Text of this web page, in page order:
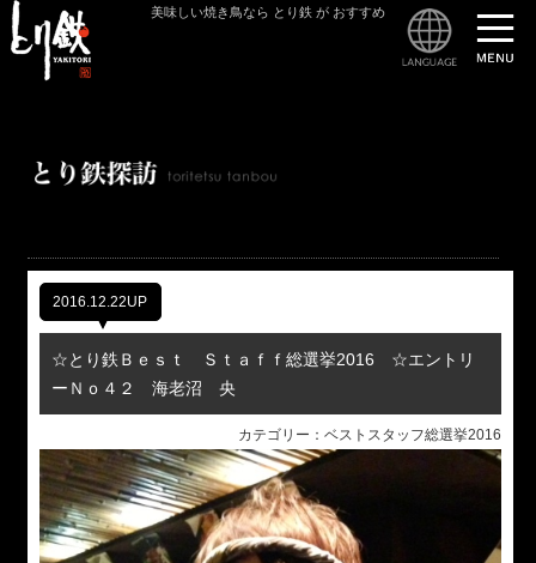
美味しい焼き鳥なら とり鉄 が おすすめ
2016.12.22UP
☆とり鉄Ｂｅｓｔ Ｓｔａｆｆ総選挙2016 ☆エントリ
ーＮｏ４２ 海老沼 央
カテゴリー：ベストスタッフ総選挙2016